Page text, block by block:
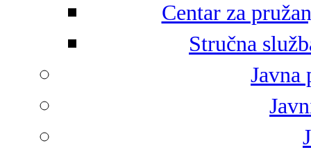
Centar za
Stručna
Javna